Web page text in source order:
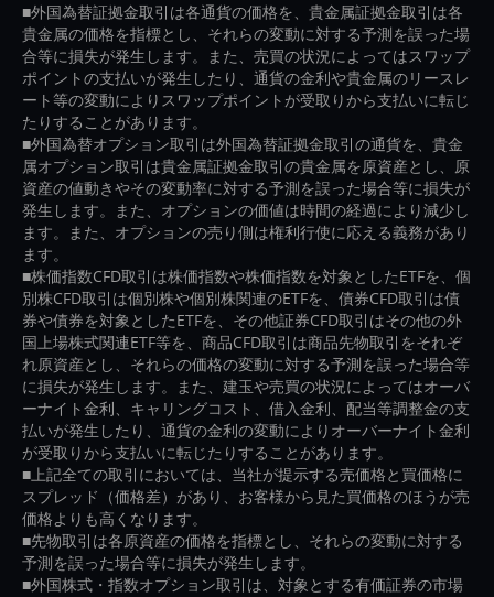
■外国為替証拠金取引は各通貨の価格を、貴金属証拠金取引は各
貴金属の価格を指標とし、それらの変動に対する予測を誤った場
合等に損失が発生します。また、売買の状況によってはスワップ
ポイントの支払いが発生したり、通貨の金利や貴金属のリースレ
ート等の変動によりスワップポイントが受取りから支払いに転じ
たりすることがあります。
■外国為替オプション取引は外国為替証拠金取引の通貨を、貴金
属オプション取引は貴金属証拠金取引の貴金属を原資産とし、原
資産の値動きやその変動率に対する予測を誤った場合等に損失が
発生します。また、オプションの価値は時間の経過により減少し
ます。また、オプションの売り側は権利行使に応える義務があり
ます。
■株価指数CFD取引は株価指数や株価指数を対象としたETFを、個
別株CFD取引は個別株や個別株関連のETFを、債券CFD取引は債
券や債券を対象としたETFを、その他証券CFD取引はその他の外
国上場株式関連ETF等を、商品CFD取引は商品先物取引をそれぞ
れ原資産とし、それらの価格の変動に対する予測を誤った場合等
に損失が発生します。また、建玉や売買の状況によってはオーバ
ーナイト金利、キャリングコスト、借入金利、配当等調整金の支
払いが発生したり、通貨の金利の変動によりオーバーナイト金利
が受取りから支払いに転じたりすることがあります。
■上記全ての取引においては、当社が提示する売価格と買価格に
スプレッド（価格差）があり、お客様から見た買価格のほうが売
価格よりも高くなります。
■先物取引は各原資産の価格を指標とし、それらの変動に対する
予測を誤った場合等に損失が発生します。
■外国株式・指数オプション取引は、対象とする有価証券の市場